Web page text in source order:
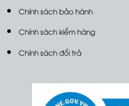
Chính sách bảo hành
Chính sách kiểm hàng
Chính sách đổi trả